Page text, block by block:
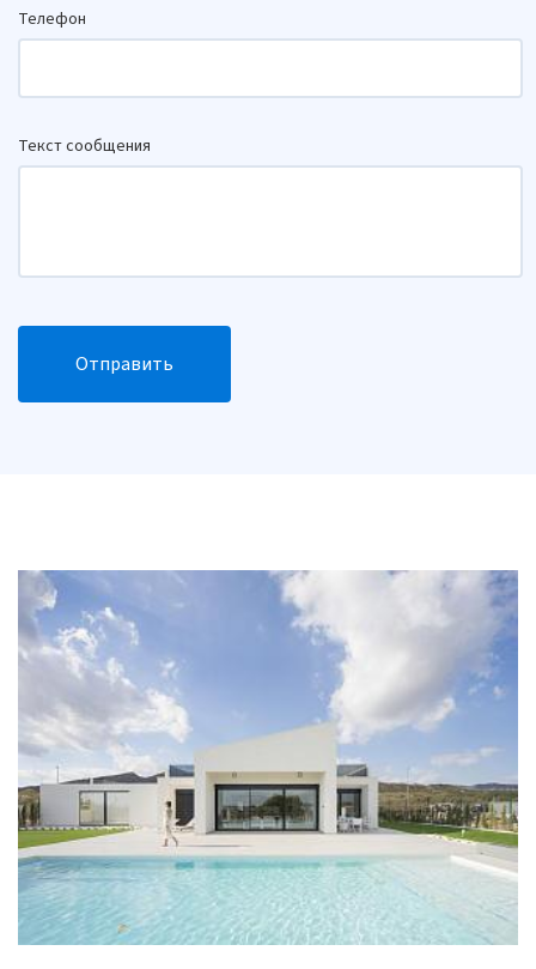
Телефон
Текст сообщения
Отправить